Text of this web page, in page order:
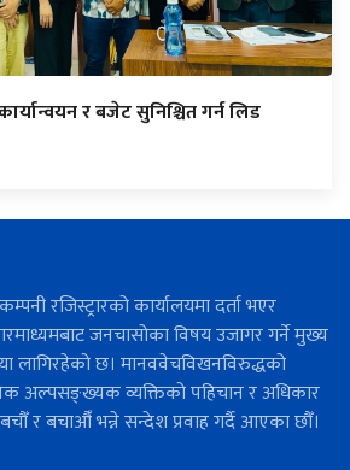
र बजेट सुनिश्चित गर्न लिड
रजिस्ट्रारको कार्यालयमा दर्ता भएर
जनचासोका विषय उजागर गर्ने मुख्य
लागिरहेको छ। मानववेचविखनविरुद्धको
अल्पसङ्ख्यक व्यक्तिको पहिचान र अधिकार
बचौँ र बचाऔँ भन्ने सन्देश प्रवाह गर्दै आएका छौँ।